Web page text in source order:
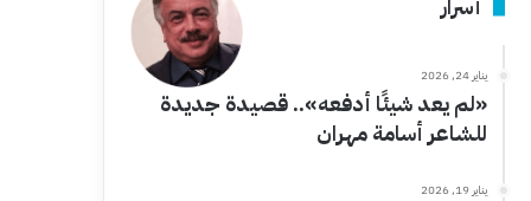
أسرار
يناير 24, 2026
«لم يعد شيئًا أدفعه».. قصيدة جديدة
للشاعر أسامة مهران
يناير 19, 2026